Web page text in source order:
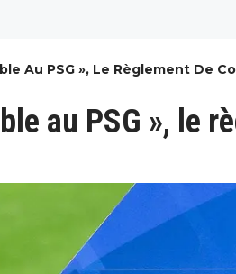
Au PSG », Le Règlement De
au PSG », le